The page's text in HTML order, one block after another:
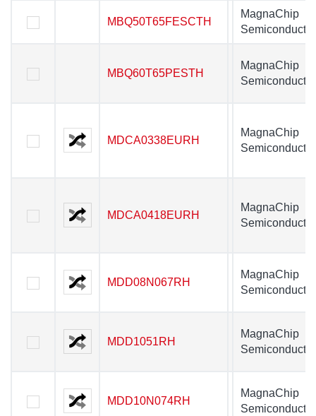
MBQ50T65FESCTH
MagnaChip
Semiconductor
MBQ60T65PESTH
MagnaChip
Semiconductor
MDCA0338EURH
MagnaChip
Semiconductor
MDCA0418EURH
MagnaChip
Semiconductor
MDD08N067RH
MagnaChip
Semiconductor
MDD1051RH
MagnaChip
Semiconductor
MDD10N074RH
MagnaChip
Semiconductor
MBQ50T65FESCTH
MBQ60T65PESTH
MDCA0338EURH
MDCA0418EURH
MDD08N067RH
MDD1051RH
MDD10N074RH